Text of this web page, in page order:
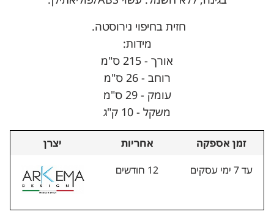
חזית בחיפוי נירוסטה.
מידות:
אורך - 215 ס"מ
רוחב - 26 ס"מ
עומק - 29 ס"מ
משקל - 10 ק"ג
זמן אספקה
עד 7 ימי עסקים
אחריות
12 חודשים
יצרן